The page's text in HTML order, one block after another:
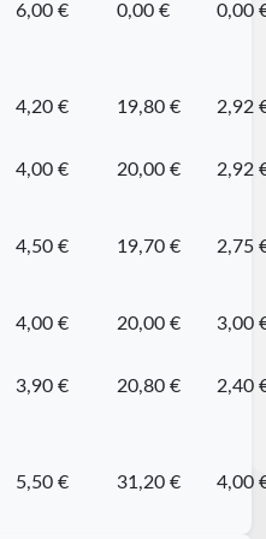
6,00 € 0,00 € 0,00
4,20 € 19,80 € 2,92
4,00 € 20,00 € 2,92
4,50 € 19,70 € 2,75
4,00 € 20,00 € 3,00
3,90 € 20,80 € 2,40
5,50 € 31,20 € 4,00